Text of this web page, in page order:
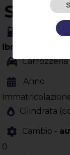
SU
ibrida
Carrozzeria
Anno
Cilindrata
Cambio -
0